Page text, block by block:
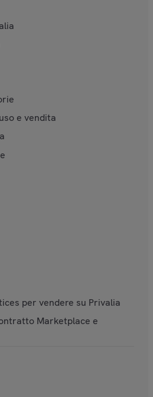
e vendita
per vendere su Privalia
Marketplace e